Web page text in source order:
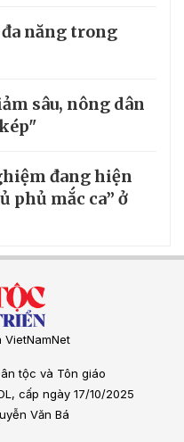
năng trong
sâu, nông dân
đang hiện
phủ mắc ca” ở
tộc và Tôn giáo
cấp ngày 17/10/2025
Văn Bá